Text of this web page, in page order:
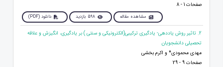
صفحات 1 - 8
مشاهده مقاله 598 بازدید دانلود (PDF)
2. تاثیر روش یاددهی- یادگیری ترکیبی(الکترونیکی و سنتی ) بر یادگیری، انگیزش و علاقه
تحصیلی دانشجویان
مهدی محمودی* و اکرم بخشی
صفحات 9 - 29